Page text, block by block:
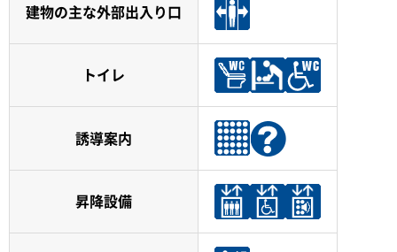
建物の主な外部出入り口
トイレ
誘導案内
昇降設備